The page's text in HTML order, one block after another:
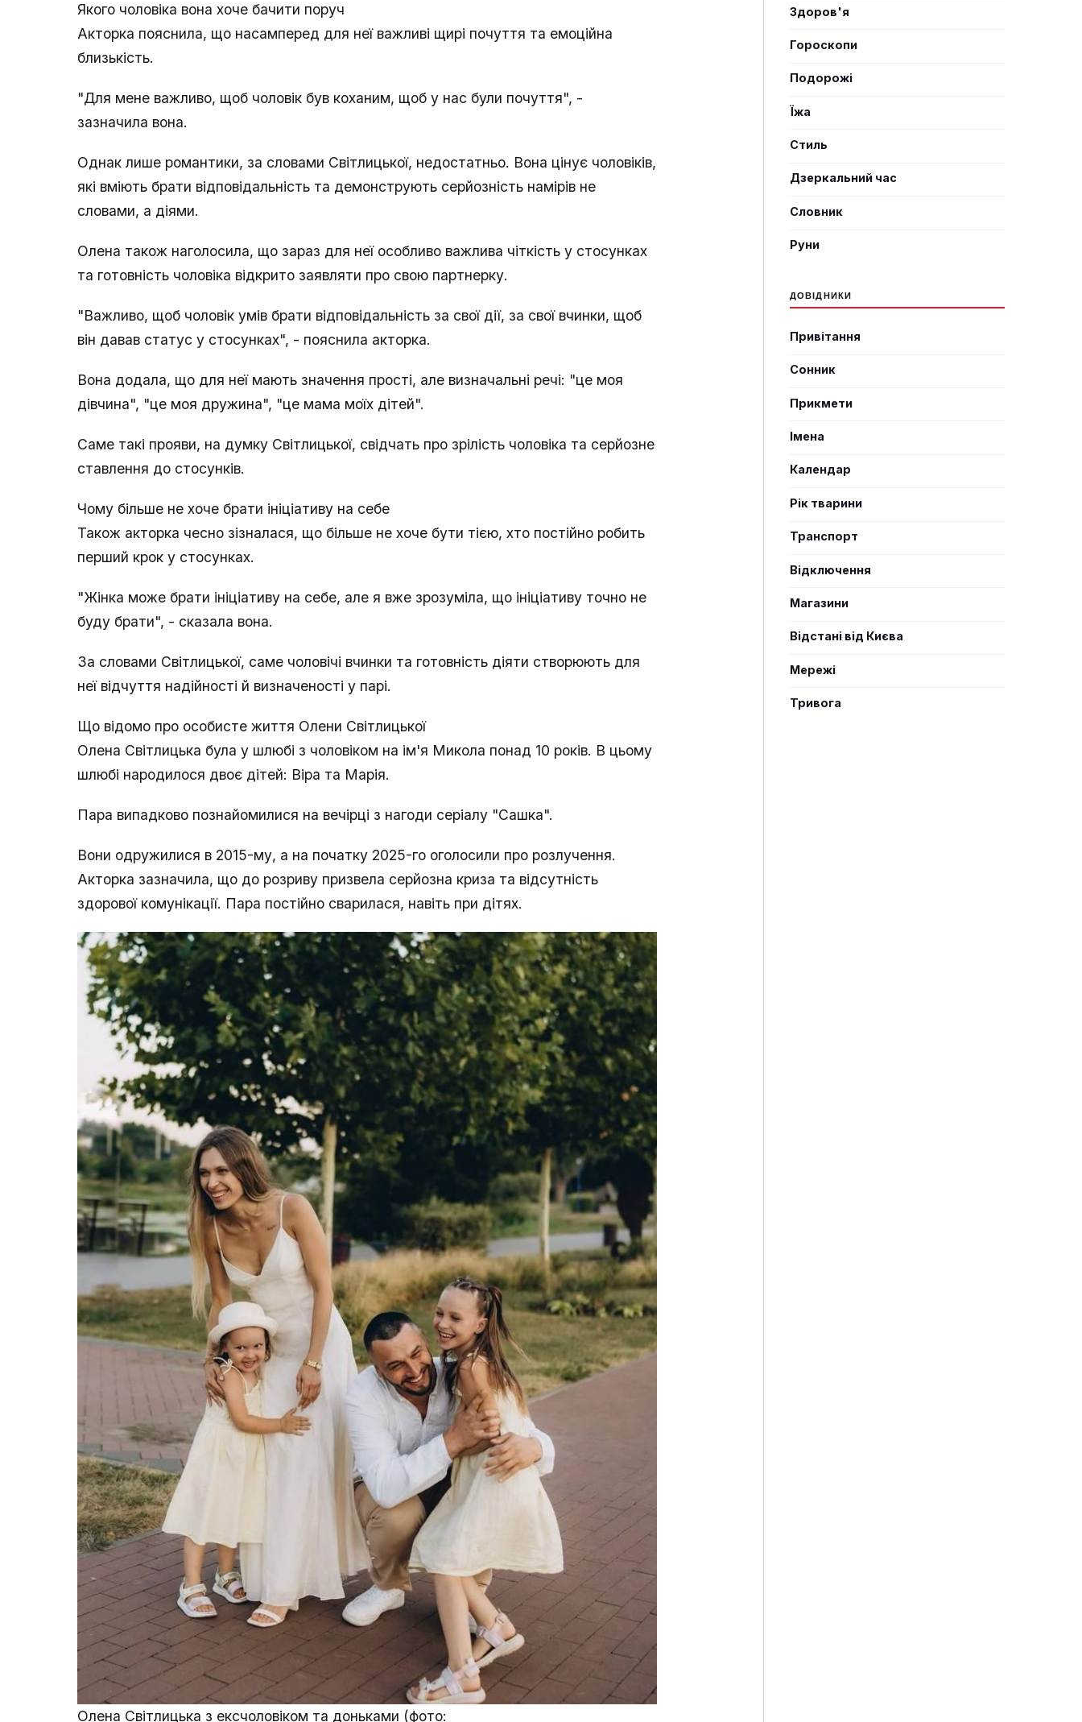
Якого чоловіка вона хоче бачити поруч
Акторка пояснила, що насамперед для неї важливі щирі почуття та емоційна
близькість.
"Для мене важливо, щоб чоловік був коханим, щоб у нас були почуття", -
зазначила вона.
Однак лише романтики, за словами Світлицької, недостатньо. Вона цінує чоловіків,
які вміють брати відповідальність та демонструють серйозність намірів не
словами, а діями.
Олена також наголосила, що зараз для неї особливо важлива чіткість у стосунках
та готовність чоловіка відкрито заявляти про свою партнерку.
"Важливо, щоб чоловік умів брати відповідальність за свої дії, за свої вчинки, щоб
він давав статус у стосунках", - пояснила акторка.
Вона додала, що для неї мають значення прості, але визначальні речі: "це моя
дівчина", "це моя дружина", "це мама моїх дітей".
Саме такі прояви, на думку Світлицької, свідчать про зрілість чоловіка та серйозне
ставлення до стосунків.
Чому більше не хоче брати ініціативу на себе
Також акторка чесно зізналася, що більше не хоче бути тією, хто постійно робить
перший крок у стосунках.
"Жінка може брати ініціативу на себе, але я вже зрозуміла, що ініціативу точно не
буду брати", - сказала вона.
За словами Світлицької, саме чоловічі вчинки та готовність діяти створюють для
неї відчуття надійності й визначеності у парі.
Що відомо про особисте життя Олени Світлицької
Олена Світлицька була у шлюбі з чоловіком на ім'я Микола понад 10 років. В цьому
шлюбі народилося двоє дітей: Віра та Марія.
Пара випадково познайомилися на вечірці з нагоди серіалу "Сашка".
Вони одружилися в 2015-му, а на початку 2025-го оголосили про розлучення.
Акторка зазначила, що до розриву призвела серйозна криза та відсутність
здорової комунікації. Пара постійно сварилася, навіть при дітях.
Олена Світлицька з ексчоловіком та доньками (фото:
Здоров'я
Гороскопи
Подорожі
Їжа
Стиль
Дзеркальний час
Словник
Руни
ДОВІДНИКИ
Привітання
Сонник
Прикмети
Імена
Календар
Рік тварини
Транспорт
Відключення
Магазини
Відстані від Києва
Мережі
Тривога